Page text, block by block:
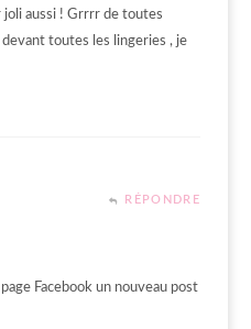
joli aussi ! Grrrr de toutes
toutes les lingeries , je
RÉPONDRE
Facebook un nouveau post